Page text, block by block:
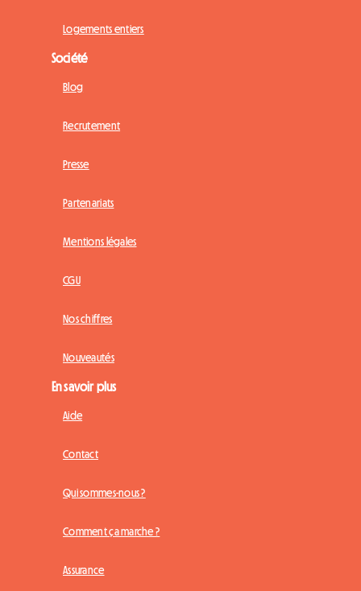
Logements entiers
Société
Blog
Recrutement
Presse
Partenariats
Mentions légales
CGU
Nos chiffres
Nouveautés
En savoir plus
Aide
Contact
Qui sommes-nous ?
Comment ça marche ?
Assurance